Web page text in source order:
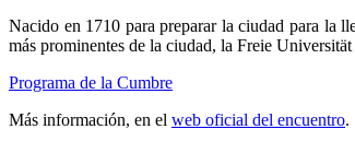
Nacido en 1710 para preparar la ciudad para la
más prominentes de la ciudad, la Freie
Programa de la Cumbre
Más información, en el web oficial del encuentro.